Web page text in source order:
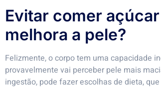
Evitar comer
melhora a pele?
Felizmente, o corpo tem uma capacidade
provavelmente vai perceber pele mais
ingestão, pode fazer escolhas de dieta,